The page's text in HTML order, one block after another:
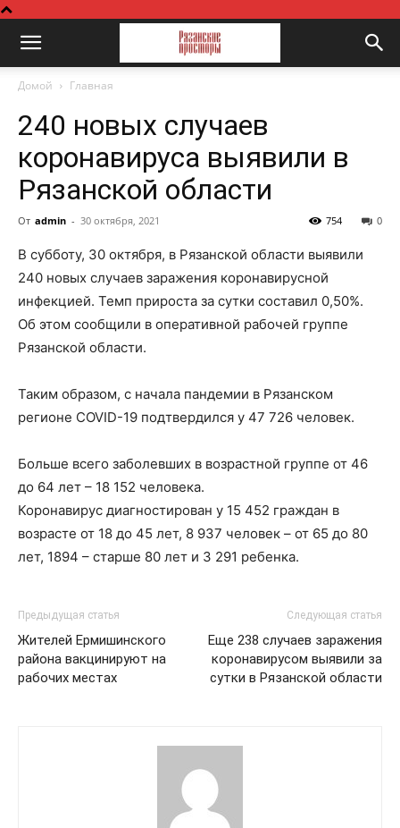
Домой Главная
240 новых случаев
коронавируса выявили в
Рязанской области
От admin - 30 октября, 2021 0
754
В субботу, 30 октября, в Рязанской области выявили
240 новых случаев заражения коронавирусной
инфекцией. Темп прироста за сутки составил 0,50%.
Об этом сообщили в оперативной рабочей группе
Рязанской области.
Таким образом, с начала пандемии в Рязанском
регионе COVID-19 подтвердился у 47 726 человек.
Больше всего заболевших в возрастной группе от 46
до 64 лет – 18 152 человека.
Коронавирус диагностирован у 15 452 граждан в
возрасте от 18 до 45 лет, 8 937 человек – от 65 до 80
лет, 1894 – старше 80 лет и 3 291 ребенка.
Предыдущая статья
Жителей Ермишинского
района вакцинируют на
рабочих местах
Следующая статья
Еще 238 случаев заражения
коронавирусом выявили за
сутки в Рязанской области